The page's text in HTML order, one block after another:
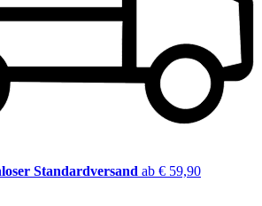
Standardversand ab € 59,90